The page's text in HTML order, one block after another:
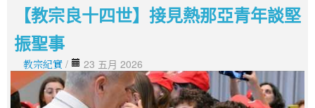
【教宗良十四世】接見熱那亞青年談堅
振聖事
教宗紀實 / 23 五月 2026